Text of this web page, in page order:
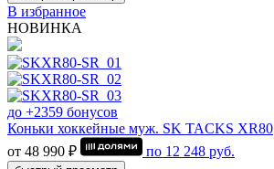
В избранное
НОВИНКА
до +2359 бонусов
Коньки хоккейные муж. SK TACKS XR80
от 48 990 ₽
по 12 248 руб.